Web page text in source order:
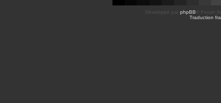
Développé par phpBB ® Forum
Traduction